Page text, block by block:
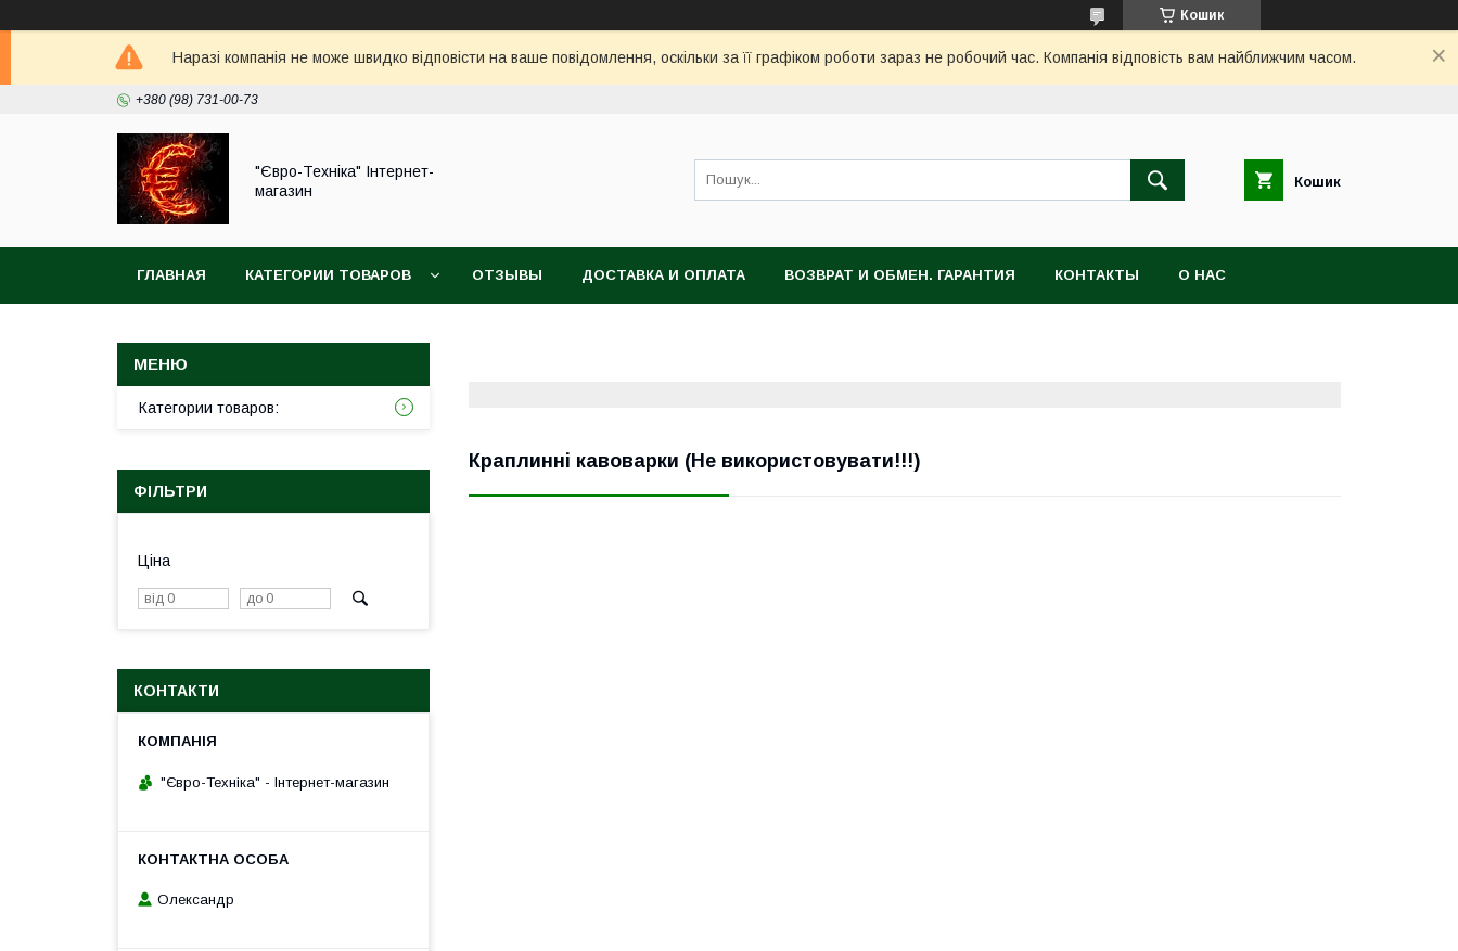
Кошик
Наразі компанія не може швидко відповісти на ваше повідомлення, оскільки за її графіком роботи зараз не робочий час. Компанія відповість вам найближчим часом.
+380 (98) 731-00-73
"Євро-Техніка" Інтернет-
магазин
Кошик
ГЛАВНАЯ КАТЕГОРИИ ТОВАРОВ ОТЗЫВЫ ДОСТАВКА И ОПЛАТА ВОЗВРАТ И ОБМЕН. ГАРАНТИЯ КОНТАКТЫ О НАС
Краплинні кавоварки (Не використовувати!!!)
Категории товаров:
ФІЛЬТРИ
Ціна
КОНТАКТИ
"Євро-Техніка" - Інтернет-магазин
Олександр